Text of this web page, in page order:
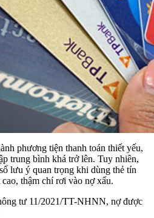
phương tiện thanh toán thiết yếu,
trung bình khá trở lên. Tuy nhiên,
lưu ý quan trọng khi dùng thẻ tín
thậm chí rơi vào nợ xấu.
tư 11/2021/TT-NHNN, nợ được